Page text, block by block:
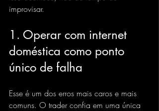
improvisar.
1. Operar com internet
doméstica como ponto
único de falha
Esse é um dos erros mais caros e mais
comuns. O trader confia em uma única